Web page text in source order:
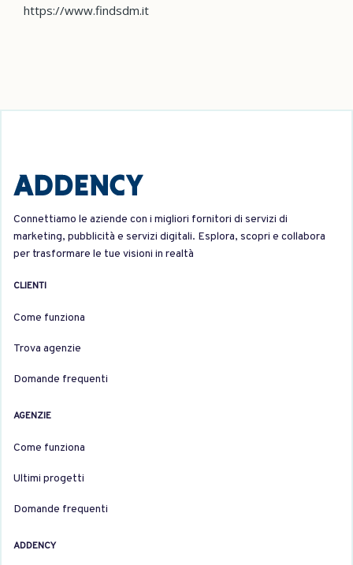
https://www.findsdm.it
Connettiamo le aziende con i migliori fornitori di servizi di
marketing, pubblicità e servizi digitali. Esplora, scopri e collabora
per trasformare le tue visioni in realtà
CLIENTI
Come funziona
Trova agenzie
Domande frequenti
AGENZIE
Come funziona
Ultimi progetti
Domande frequenti
ADDENCY